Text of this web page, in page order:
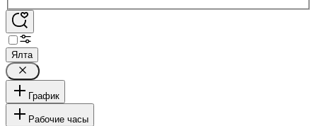
Ялта
График
Рабочие часы